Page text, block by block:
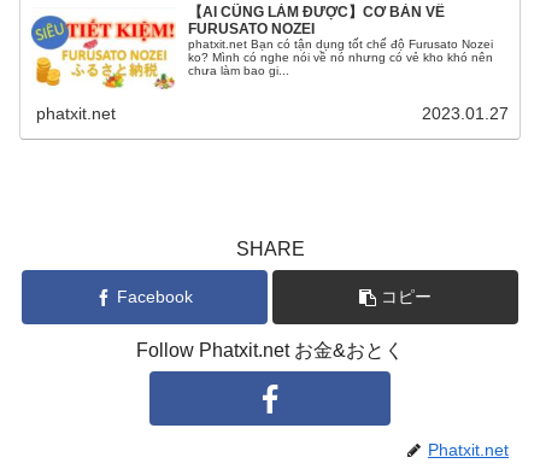
【AI CŨNG LÀM ĐƯỢC】CƠ BẢN VỀ
FURUSATO NOZEI
phatxit.net Bạn có tận dụng tốt chế độ Furusato Nozei
ko? Mình có nghe nói về nó nhưng có vẻ kho khó nên
chưa làm bao gi...
phatxit.net 2023.01.27
SHARE
Facebook コピー
Follow Phatxit.net お金&おとく
Phatxit.net